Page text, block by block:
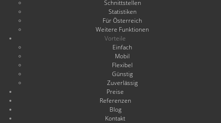
Schnittstellen
Statistiken
Für Österreich
Weitere Funktionen
Vorteile
Einfach
Mobil
Flexibel
Günstig
Zuverlässig
Preise
Referenzen
Blog
Kontakt